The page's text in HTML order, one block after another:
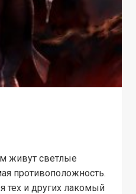
живут светлые
противоположность.
тех и других лакомый